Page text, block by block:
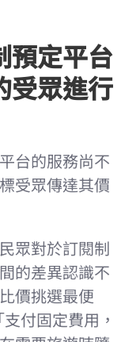
預定平台
受眾進行
台的服務尚不
受眾傳達其價
眾對於訂閱制
的差異認識不
價挑選最便
付固定費用，